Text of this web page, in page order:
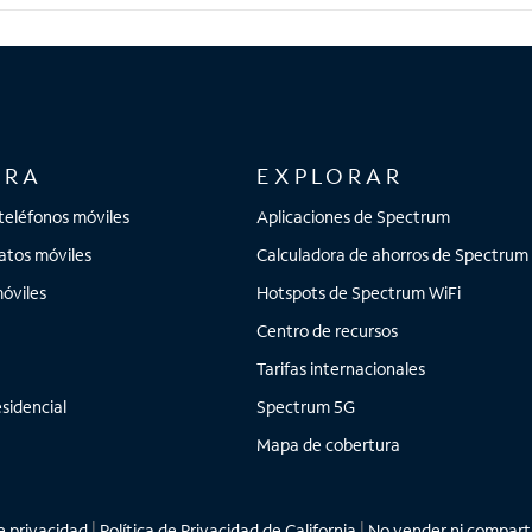
móviles
móviles
EXPLORAR
Aplicaciones de Spectrum
Calculadora de ahorros de Spectrum
Hotspots de Spectrum WiFi
Centro de recursos
Tarifas internacionales
Spectrum 5G
Mapa de cobertura